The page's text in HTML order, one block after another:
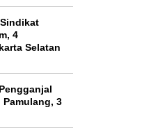
4
Selatan
Pamulang, 3